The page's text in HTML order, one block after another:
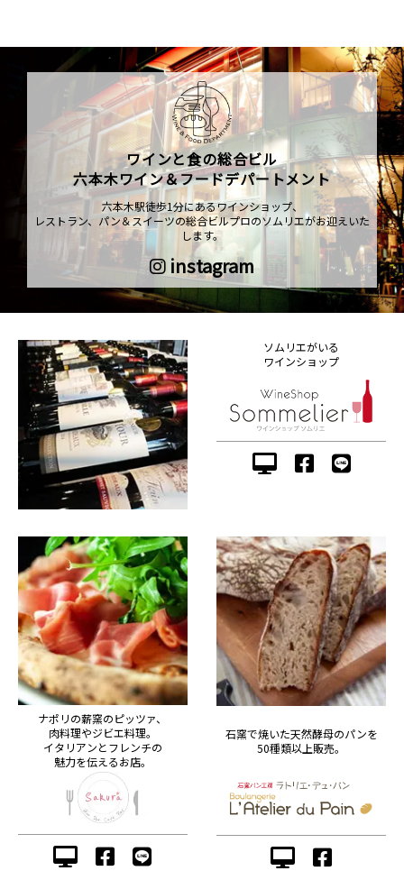
ワインと食の総合ビル
六本木ワイン＆フードデパートメント
六本木駅徒歩1分にあるワインショップ、
レストラン、パン＆スイーツの総合ビルプロのソムリエがお迎えいた
します。
instagram
ソムリエがいる
ワインショップ
ナポリの薪窯のピッツァ、
肉料理やジビエ料理。
イタリアンとフレンチの
魅力を伝えるお店。
石窯で焼いた天然酵母のパンを
50種類以上販売。